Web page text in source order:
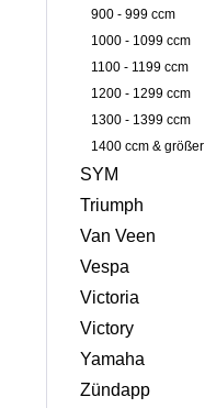
900 - 999 ccm
1000 - 1099 ccm
1100 - 1199 ccm
1200 - 1299 ccm
1300 - 1399 ccm
1400 ccm & größer
SYM
Triumph
Van Veen
Vespa
Victoria
Victory
Yamaha
Zündapp